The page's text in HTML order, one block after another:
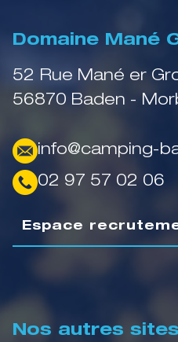
Domaine Mané
52 Rue Mané er
56870 Baden -
info@camping-
02 97 57 02 06
Espace
Nos autres sites